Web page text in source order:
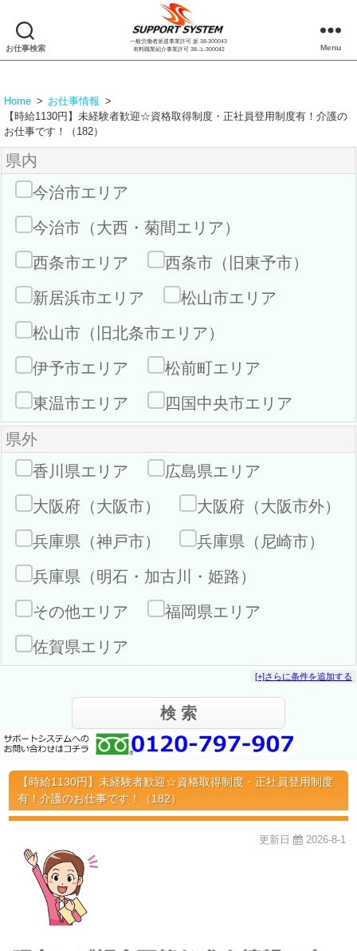
お仕事検索
株
式
サ
ー
ム
一般労働者派遣事業許可 派 38-300043
有料職業紹介事業許可 38-ユ-300042
Menu
Home > お仕事情報 >
【時給1130円】未経験者歓迎☆資格取得制度・正社員登用制度有！介護の
お仕事です！（182）
県内
今治市エリア
今治市（大西・菊間エリア）
西条市エリア
西条市（旧東予市）
新居浜市エリア
松山市エリア
松山市（旧北条市エリア）
伊予市エリア
松前町エリア
東温市エリア
四国中央市エリア
県外
香川県エリア
広島県エリア
大阪府（大阪市）
大阪府（大阪市外）
兵庫県（神戸市）
兵庫県（尼崎市）
兵庫県（明石・加古川・姫路）
その他エリア
福岡県エリア
佐賀県エリア
[+]さらに条件を追加する
【時給1130円】未経験者歓迎☆資格取得制度・正社員登用制度
有！介護のお仕事です！（182）
更新日 2026-8-1